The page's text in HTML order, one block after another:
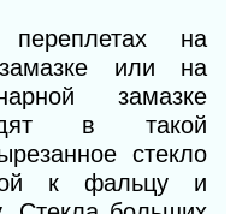
на
или на
замазке
в такой
стекло
к фальцу и